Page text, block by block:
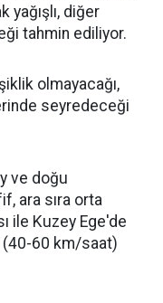
yağışlı, diğer
tahmin ediliyor.
olmayacağı,
seyredeceği
ve doğu
ara sıra orta
ile Kuzey Ege'de
60 km/saat)